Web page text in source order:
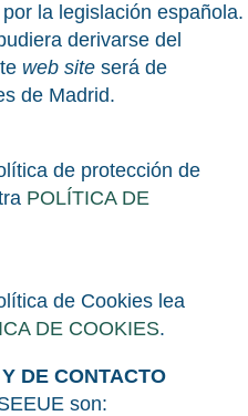
la legislación española.
derivarse del
web site será de
de Madrid.
de protección de
POLÍTICA DE
de Cookies lea
DE COOKIES.
DE CONTACTO
son: